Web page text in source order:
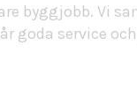
byggjobb. Vi
goda service